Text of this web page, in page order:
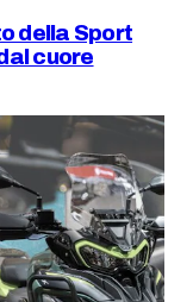
della Sport
cuore